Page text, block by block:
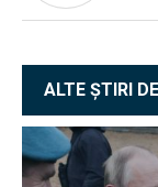
ALTE ȘTIRI